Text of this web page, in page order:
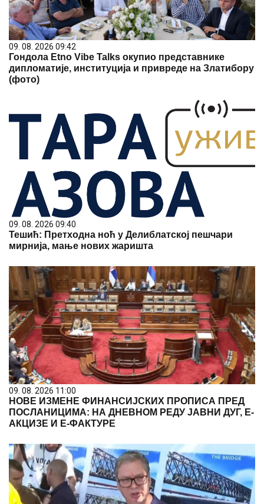
09. 08. 2026 09:42
Гондола Etno Vibe Talks окупио представнике
дипломатије, институција и привреде на Златибору
(фото)
09. 08. 2026 09:40
Тешић: Претходна ноћ у Делиблатској пешчари
мирнија, мање нових жаришта
09. 08. 2026 11:00
НОВЕ ИЗМЕНЕ ФИНАНСИЈСКИХ ПРОПИСА ПРЕД
ПОСЛАНИЦИМА: НА ДНЕВНОМ РЕДУ ЈАВНИ ДУГ, Е-
АКЦИЗЕ И Е-ФАКТУРЕ